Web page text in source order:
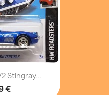
Stingray...
€